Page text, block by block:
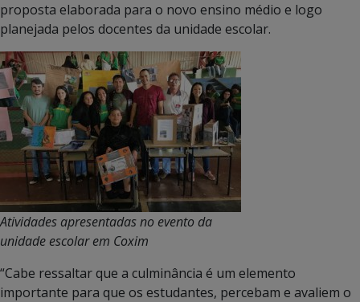
proposta elaborada para o novo ensino médio e logo
planejada pelos docentes da unidade escolar.
Atividades apresentadas no evento da
unidade escolar em Coxim
“Cabe ressaltar que a culminância é um elemento
importante para que os estudantes, percebam e avaliem o